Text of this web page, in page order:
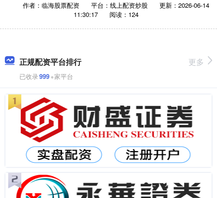
作者：临海股票配资 平台：线上配资炒股
更新：2026-06-14
11:30:17
阅读：124
正规配资平台排行
已收录999+家平台
更多